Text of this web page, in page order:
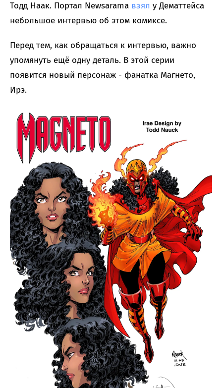
Тодд Наак. Портал Newsarama взял у Дематтейса
небольшое интервью об этом комиксе.
Перед тем, как обращаться к интервью, важно
упомянуть ещё одну деталь. В этой серии
появится новый персонаж - фанатка Магнето,
Ирэ.